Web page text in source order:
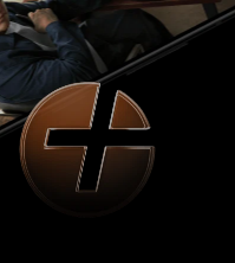
в
и вот бы
когда-
и
ему не
а Сэму